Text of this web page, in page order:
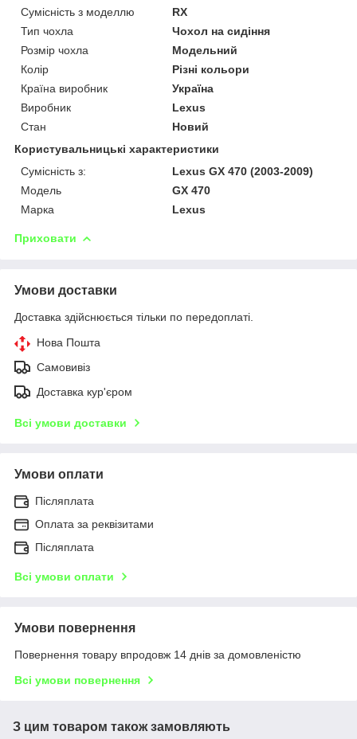
Сумісність з моделлю
RX
Тип чохла
Чохол на сидіння
Розмір чохла
Модельний
Колір
Різні кольори
Країна виробник
Україна
Виробник
Lexus
Стан
Новий
Користувальницькі характеристики
Сумісність з:
Lexus GX 470 (2003-2009)
Модель
GX 470
Марка
Lexus
Приховати
Умови доставки
Доставка здійснюється тільки по передоплаті.
Нова Пошта
Самовивіз
Доставка кур'єром
Всі умови доставки
Умови оплати
Післяплата
Оплата за реквізитами
Післяплата
Всі умови оплати
Умови повернення
Повернення товару впродовж 14 днів за домовленістю
Всі умови повернення
З цим товаром також замовляють